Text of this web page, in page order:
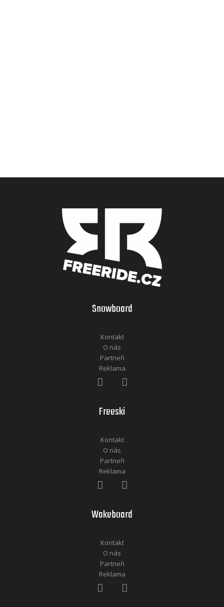
Snowboard
Kontakt
O nás
Partneři
Reklama
Freeski
Kontakt
O nás
Partneři
Reklama
Wakeboard
Kontakt
O nás
Partneři
Reklama